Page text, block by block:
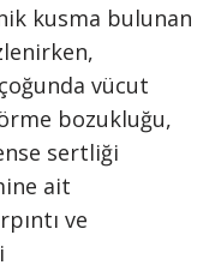
kusma bulunan
vücut
bozukluğu,
sertliği
ait
ve